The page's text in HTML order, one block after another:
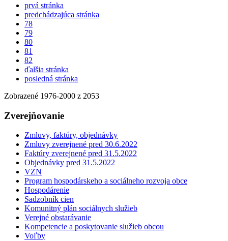
prvá stránka
predchádzajúca stránka
78
79
80
81
82
ďalšia stránka
posledná stránka
Zobrazené 1976-2000 z 2053
Zverejňovanie
Zmluvy, faktúry, objednávky
Zmluvy zverejnené pred 30.6.2022
Faktúry zverejnené pred 31.5.2022
Objednávky pred 31.5.2022
VZN
Program hospodárskeho a sociálneho rozvoja obce
Hospodárenie
Sadzobník cien
Komunitný plán sociálnych služieb
Verejné obstarávanie
Kompetencie a poskytovanie služieb obcou
Voľby